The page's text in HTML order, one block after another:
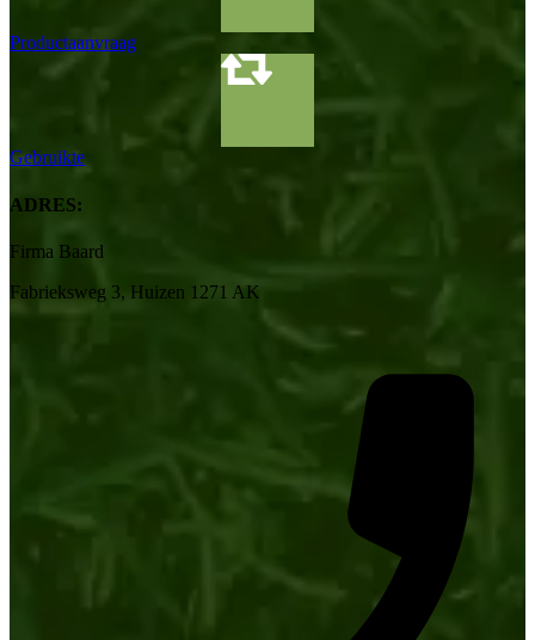
Productaanvraag
Gebruikte
ADRES:
Firma Baard
Fabrieksweg 3, Huizen 1271 AK